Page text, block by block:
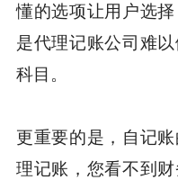
懂的选项让用户选
是代理记账公司难
科目。
更重要的是，自记
理记账，您看不到